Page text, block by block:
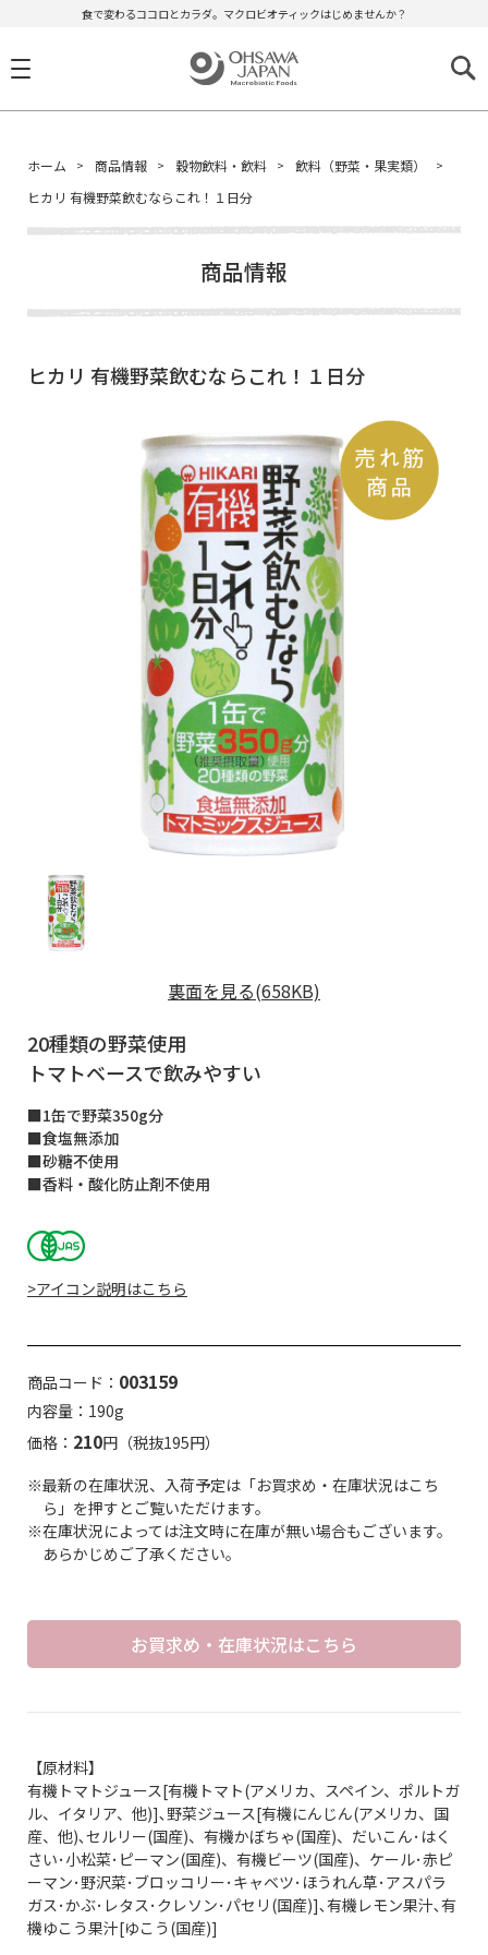
食で変わるココロとカラダ。マクロビオティックはじめませんか？
ホーム 商品情報 穀物飲料・飲料
飲料（野菜・果実類）
ヒカリ 有機野菜飲むならこれ！１日分
商品情報
ヒカリ 有機野菜飲むならこれ！１日分
裏面を見る(658KB)
20種類の野菜使用
トマトベースで飲みやすい
■1缶で野菜350g分
■食塩無添加
■砂糖不使用
■香料・酸化防止剤不使用
>アイコン説明はこちら
商品コード： 003159
内容量：190g
価格： 210円（税抜195円）
※最新の在庫状況、入荷予定は「お買求め・在庫状況はこち
ら」を押すとご覧いただけます。
※在庫状況によっては注文時に在庫が無い場合もございます。
あらかじめご了承ください。
お買求め・在庫状況はこちら
【原材料】
有機トマトジュース[有機トマト(アメリカ、スペイン、ポルトガ
ル、イタリア、他)]､野菜ジュース[有機にんじん(アメリカ、国
産、他)､セルリー(国産)、有機かぼちゃ(国産)、だいこん･はく
さい･小松菜･ピーマン(国産)、有機ビーツ(国産)、ケール･赤ピ
ーマン･野沢菜･ブロッコリー･キャベツ･ほうれん草･アスパラ
ガス･かぶ･レタス･クレソン･パセリ(国産)]､有機レモン果汁､有
機ゆこう果汁[ゆこう(国産)]